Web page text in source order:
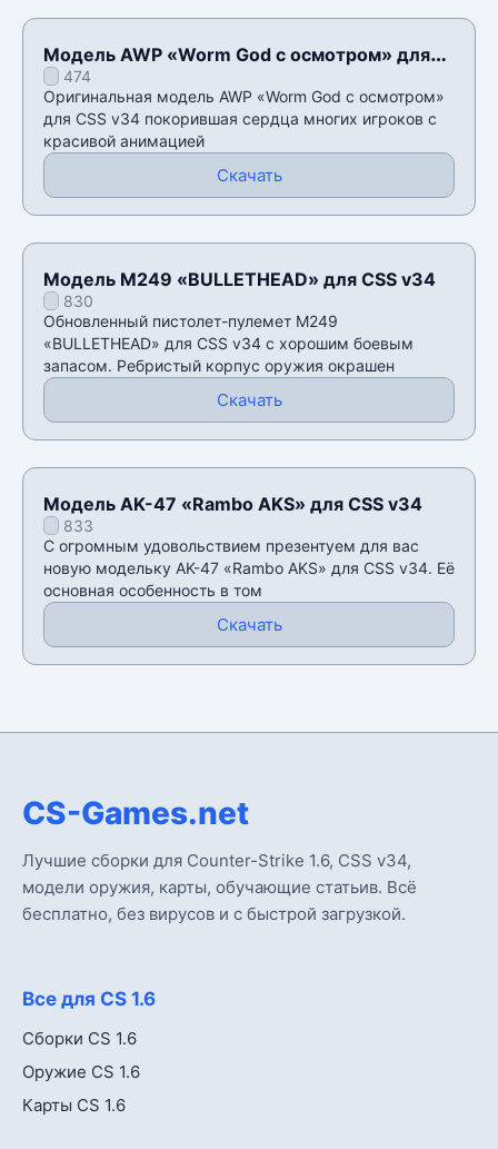
Модель AWP «Worm God с осмотром» для
CSS v34
474
Оригинальная модель AWP «Worm God с осмотром»
для CSS v34 покорившая сердца многих игроков с
красивой анимацией
Скачать
Модель M249 «BULLETHEAD» для CSS v34
830
Обновленный пистолет-пулемет M249
«BULLETHEAD» для CSS v34 с хорошим боевым
запасом. Ребристый корпус оружия окрашен
Скачать
Модель AK-47 «Rambo AKS» для CSS v34
833
С огромным удовольствием презентуем для вас
новую модельку AK-47 «Rambo AKS» для CSS v34. Её
основная особенность в том
Скачать
CS-Games.net
Лучшие сборки для Counter-Strike 1.6, CSS v34,
модели оружия, карты, обучающие статьив. Всё
бесплатно, без вирусов и с быстрой загрузкой.
Все для CS 1.6
Сборки CS 1.6
Оружие CS 1.6
Карты CS 1.6